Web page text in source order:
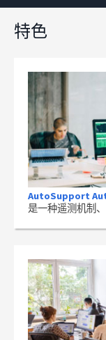
特色
AutoSupport
是一种遥测机制